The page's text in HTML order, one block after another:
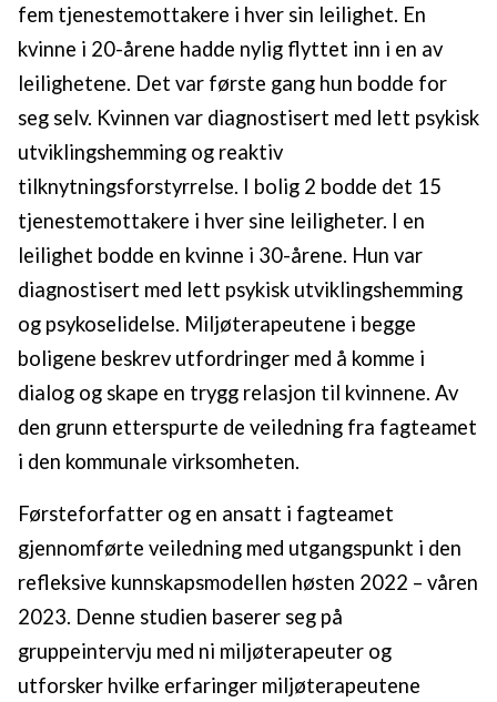
fem tjenestemottakere i hver sin leilighet. En
kvinne i 20-årene hadde nylig flyttet inn i en av
leilighetene. Det var første gang hun bodde for
seg selv. Kvinnen var diagnostisert med lett psykisk
utviklingshemming og reaktiv
tilknytningsforstyrrelse. I bolig 2 bodde det 15
tjenestemottakere i hver sine leiligheter. I en
leilighet bodde en kvinne i 30-årene. Hun var
diagnostisert med lett psykisk utviklingshemming
og psykoselidelse. Miljøterapeutene i begge
boligene beskrev utfordringer med å komme i
dialog og skape en trygg relasjon til kvinnene. Av
den grunn etterspurte de veiledning fra fagteamet
i den kommunale virksomheten.
Førsteforfatter og en ansatt i fagteamet
gjennomførte veiledning med utgangspunkt i den
refleksive kunnskapsmodellen høsten 2022 – våren
2023. Denne studien baserer seg på
gruppeintervju med ni miljøterapeuter og
utforsker hvilke erfaringer miljøterapeutene